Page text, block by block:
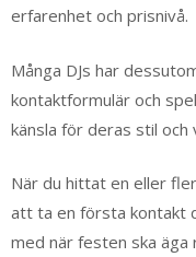
erfarenhet och prisnivå.
Många DJs har
kontaktformulär och
känsla för deras stil och
När du hittat en eller
att ta en första kontakt
med när festen ska